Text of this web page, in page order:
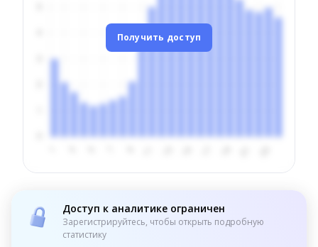
Получить доступ
Доступ к аналитике ограничен
Зарегистрируйтесь, чтобы открыть подробную
статистику